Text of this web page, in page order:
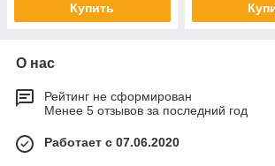
Купить
О нас
Рейтинг не сформирован
Менее 5 отзывов за последний год
Работает с 07.06.2020